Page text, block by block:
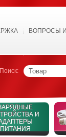
ВОПРОСЫ
Поиск:
И
ПИТАНИЯ